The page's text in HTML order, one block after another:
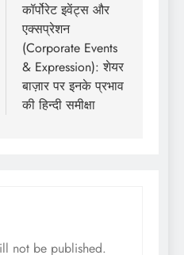
कॉर्पोरेट इवेंट्स और
एक्सप्रेशन
(Corporate Events
& Expression): शेयर
बाज़ार पर इनके प्रभाव
की हिन्दी समीक्षा
not be published.